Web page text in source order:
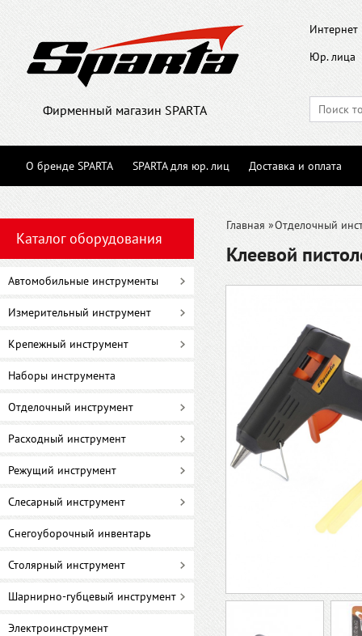
Фирменный магазин SPARTA
Интернет
Юр. лица
О бренде SPARTA SPARTA для юр. лиц Доставка и оплата
Каталог оборудования
Автомобильные инструменты
Измерительный инструмент
Крепежный инструмент
Наборы инструмента
Отделочный инструмент
Расходный инструмент
Режущий инструмент
Слесарный инструмент
Снегоуборочный инвентарь
Столярный инструмент
Шарнирно-губцевый инструмент
Электроинструмент
Главная »Отделочный
Клеевой